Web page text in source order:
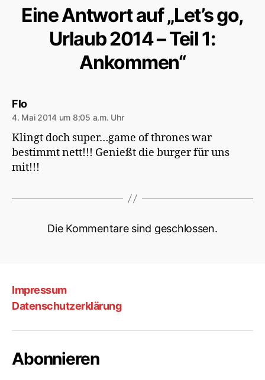
Eine Antwort auf „Let’s go,
Urlaub 2014 – Teil 1:
Ankommen“
Flosagt:
4. Mai 2014 um 8:05 a.m. Uhr
Klingt doch super…game of thrones war
bestimmt nett!!! Genießt die burger für uns
mit!!!
Die Kommentare sind geschlossen.
Impressum
Datenschutzerklärung
Abonnieren